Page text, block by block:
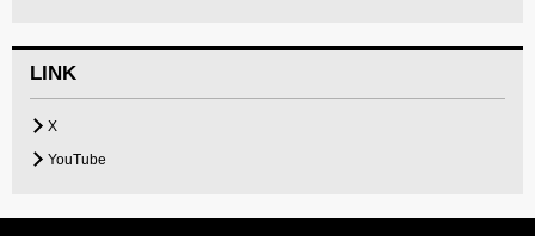
LINK
X
YouTube